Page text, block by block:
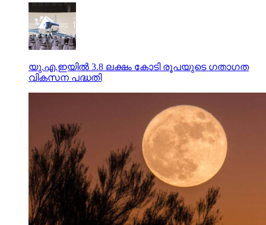
യു.എ.ഇയില്‍ 3.8 ലക്ഷം കോടി രൂപയുടെ ഗതാഗത
വികസന പദ്ധതി